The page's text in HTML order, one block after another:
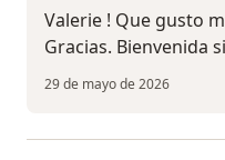
Valerie ! Que gusto
Gracias. Bienvenida
29 de mayo de 2026